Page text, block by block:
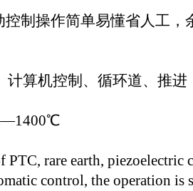
控制操作简单易懂省人工，
计算机控制、循环道、推
rare earth, piezoelectric
control, the operation